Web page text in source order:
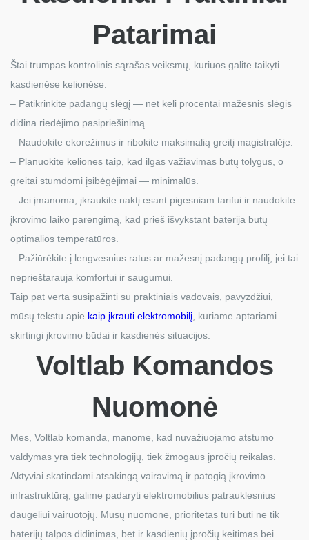
Patarimai
Štai trumpas kontrolinis sąrašas veiksmų, kuriuos galite taikyti
kasdienėse kelionėse:
– Patikrinkite padangų slėgį — net keli procentai mažesnis slėgis
didina riedėjimo pasipriešinimą.
– Naudokite ekorežimus ir ribokite maksimalią greitį magistralėje.
– Planuokite keliones taip, kad ilgas važiavimas būtų tolygus, o
greitai stumdomi įsibėgėjimai — minimalūs.
– Jei įmanoma, įkraukite naktį esant pigesniam tarifui ir naudokite
įkrovimo laiko parengimą, kad prieš išvykstant baterija būtų
optimalios temperatūros.
– Pažiūrėkite į lengvesnius ratus ar mažesnį padangų profilį, jei tai
neprieštarauja komfortui ir saugumui.
Taip pat verta susipažinti su praktiniais vadovais, pavyzdžiui,
mūsų tekstu apie kaip įkrauti elektromobilį , kuriame aptariami
skirtingi įkrovimo būdai ir kasdienės situacijos.
Voltlab Komandos
Nuomonė
Mes, Voltlab komanda, manome, kad nuvažiuojamo atstumo
valdymas yra tiek technologijų, tiek žmogaus įpročių reikalas.
Aktyviai skatindami atsakingą vairavimą ir patogią įkrovimo
infrastruktūrą, galime padaryti elektromobilius patrauklesnius
daugeliui vairuotojų. Mūsų nuomone, prioritetas turi būti ne tik
baterijų talpos didinimas, bet ir kasdienių įpročių keitimas bei